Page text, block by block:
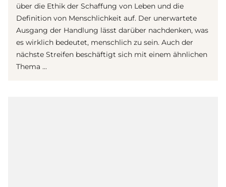
über die Ethik der Schaffung von Leben und die
Definition von Menschlichkeit auf. Der unerwartete
Ausgang der Handlung lässt darüber nachdenken, was
es wirklich bedeutet, menschlich zu sein. Auch der
nächste Streifen beschäftigt sich mit einem ähnlichen
Thema ...